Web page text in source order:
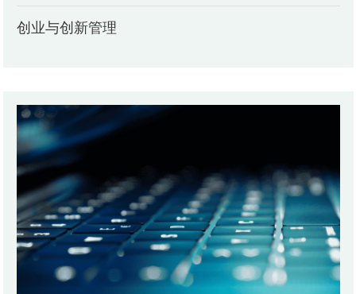
创业与创新管理